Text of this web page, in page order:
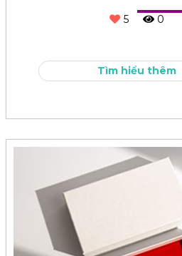
5 0
Tìm hiểu thêm